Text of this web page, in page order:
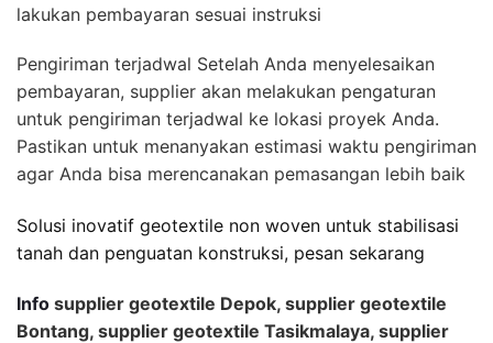
lakukan pembayaran sesuai instruksi
Pengiriman terjadwal Setelah Anda menyelesaikan
pembayaran, supplier akan melakukan pengaturan
untuk pengiriman terjadwal ke lokasi proyek Anda.
Pastikan untuk menanyakan estimasi waktu pengiriman
agar Anda bisa merencanakan pemasangan lebih baik
Solusi inovatif geotextile non woven untuk stabilisasi
tanah dan penguatan konstruksi, pesan sekarang
Info supplier geotextile Depok, supplier geotextile
Bontang, supplier geotextile Tasikmalaya, supplier